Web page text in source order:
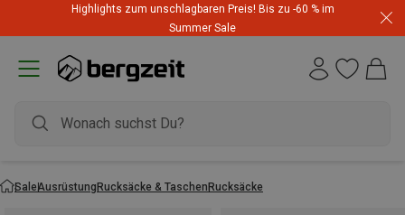
Highlights zum unschlagbaren Preis! Bis zu -60 % im
Summer Sale
SaleAusrüstungRucksäcke & TaschenRucksäcke